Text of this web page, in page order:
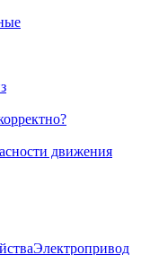
движения
Электропривод